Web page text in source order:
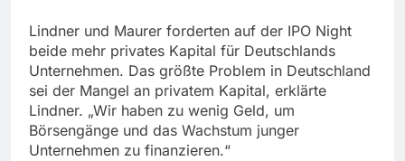
Lindner und Maurer forderten auf der IPO Night
beide mehr privates Kapital für Deutschlands
Unternehmen. Das größte Problem in Deutschland
sei der Mangel an privatem Kapital, erklärte
Lindner. „Wir haben zu wenig Geld, um
Börsengänge und das Wachstum junger
Unternehmen zu finanzieren.“